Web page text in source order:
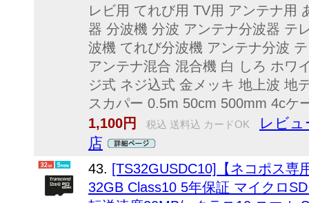
レビ用 てれび用 TV用 アンテナ用
器 分波機 分波 アンテナ分波器 テ
波機 てれび分波機 アンテナ分波
アンテナ混合 混合機 白 しろ ホワ
ジ式 ネジ込式 金メッキ 地上波 地
スカパー 0.5m 50cm 500mm 4cケ
1,100円
税込 送料込 カードOK
レビュ
店
43. [TS32GUSDC10]【ネコポス専
32GB Class10 5年保証 マイクロ